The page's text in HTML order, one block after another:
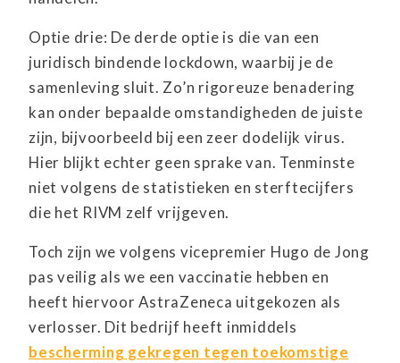
Optie drie: De derde optie is die van een
juridisch bindende lockdown, waarbij je de
samenleving sluit. Zo’n rigoreuze benadering
kan onder bepaalde omstandigheden de juiste
zijn, bijvoorbeeld bij een zeer dodelijk virus.
Hier blijkt echter geen sprake van. Tenminste
niet volgens de statistieken en sterftecijfers
die het RIVM zelf vrijgeven.
Toch zijn we volgens vicepremier Hugo de Jong
pas veilig als we een vaccinatie hebben en
heeft hiervoor AstraZeneca uitgekozen als
verlosser. Dit bedrijf heeft inmiddels
bescherming gekregen tegen toekomstige